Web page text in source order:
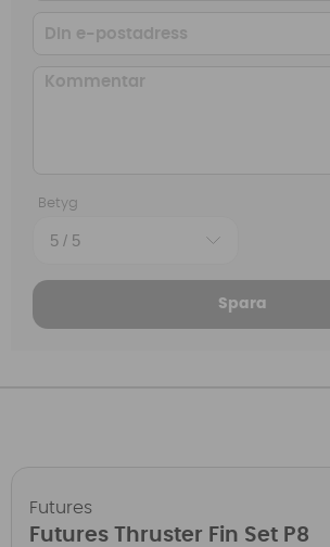
Betyg
Spara
Futures
Futures Thruster Fin Set P8